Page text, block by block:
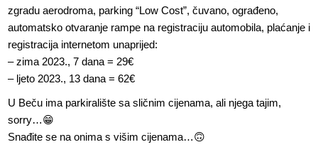
zgradu aerodroma, parking “Low Cost”, čuvano, ograđeno,
automatsko otvaranje rampe na registraciju automobila, plaćanje i
registracija internetom unaprijed:
– zima 2023., 7 dana = 29€
– ljeto 2023., 13 dana = 62€
U Beču ima parkiralište sa sličnim cijenama, ali njega tajim,
sorry…😁
Snađite se na onima s višim cijenama…🙃